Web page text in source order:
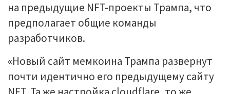
на предыдущие NFT-проекты Трампа, что
предполагает общие команды
разработчиков.
«Новый сайт мемкоина Трампа развернут
почти идентично его предыдущему сайту